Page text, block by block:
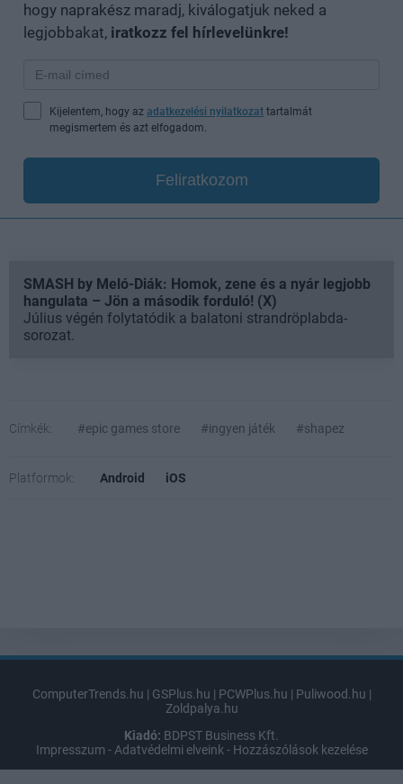
hogy naprakész maradj, kiválogatjuk neked a
legjobbakat, iratkozz fel hírlevelünkre!
Kijelentem, hogy az adatkezelési nyilatkozat tartalmát
megismertem és azt elfogadom.
Feliratkozom
SMASH by Meló-Diák: Homok, zene és a nyár legjobb
hangulata – Jön a második forduló! (X)
Július végén folytatódik a balatoni strandröplabda-
sorozat.
Címkék: #epic games store #ingyen játék #shapez
Platformok: Android iOS
ComputerTrends.hu | GSPlus.hu | PCWPlus.hu | Puliwood.hu |
Zoldpalya.hu
Kiadó: BDPST Business Kft.
Impresszum -Adatvédelmi elveink- Hozzászólások kezelése